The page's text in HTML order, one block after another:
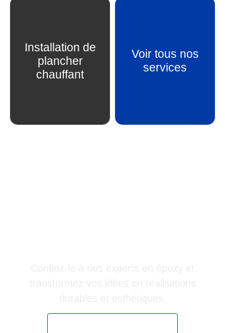
Installation de
plancher
chauffant
En savoir plus
Voir tous nos
services
En savoir plus